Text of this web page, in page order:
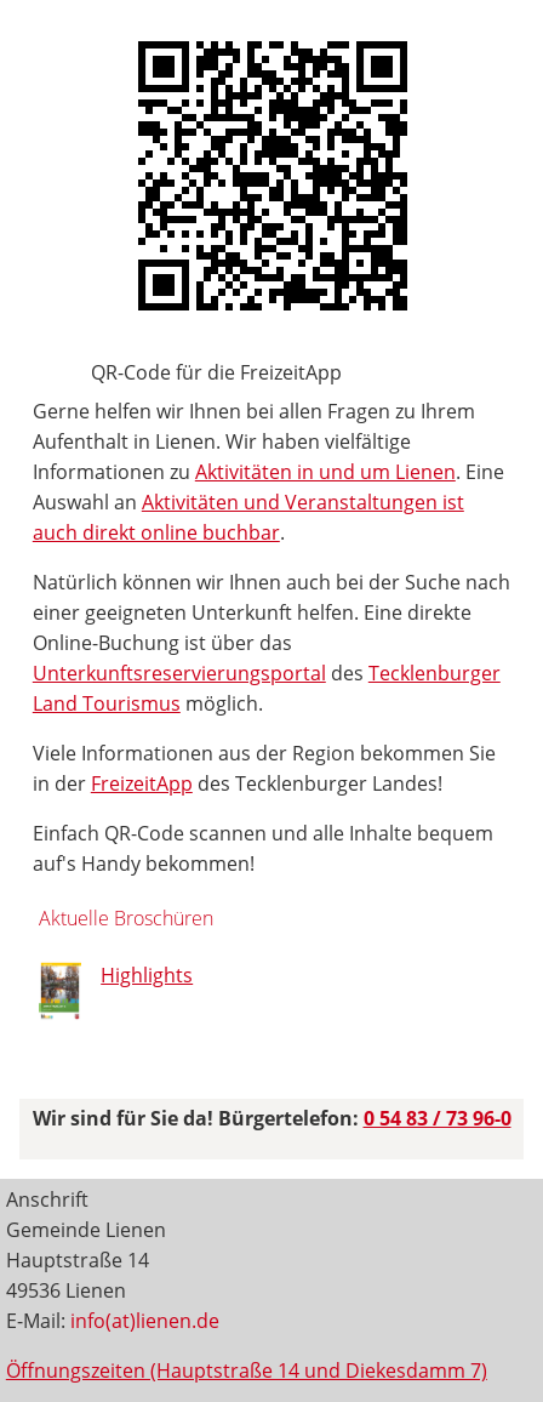
QR-Code für die FreizeitApp
Gerne helfen wir Ihnen bei allen Fragen zu Ihrem
Aufenthalt in Lienen. Wir haben vielfältige
Informationen zu Aktivitäten in und um Lienen. Eine
Auswahl an Aktivitäten und Veranstaltungen ist
auch direkt online buchbar.
Natürlich können wir Ihnen auch bei der Suche nach
einer geeigneten Unterkunft helfen. Eine direkte
Online-Buchung ist über das
Unterkunftsreservierungsportal des Tecklenburger
Land Tourismus möglich.
Viele Informationen aus der Region bekommen Sie
in der FreizeitApp des Tecklenburger Landes!
Einfach QR-Code scannen und alle Inhalte bequem
auf's Handy bekommen!
Aktuelle Broschüren
Highlights
Wir sind für Sie da! Bürgertelefon: 0 54 83 / 73 96-0
Anschrift
Gemeinde Lienen
Hauptstraße 14
49536 Lienen
E-Mail: info(at)lienen.de
Öffnungszeiten (Hauptstraße 14 und Diekesdamm 7)